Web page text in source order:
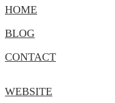
HOME
BLOG
CONTACT
WEBSITE